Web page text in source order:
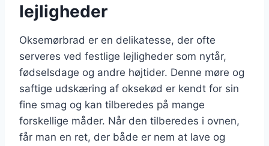
lejligheder
Oksemørbrad er en delikatesse, der ofte
serveres ved festlige lejligheder som nytår,
fødselsdage og andre højtider. Denne møre og
saftige udskæring af oksekød er kendt for sin
fine smag og kan tilberedes på mange
forskellige måder. Når den tilberedes i ovnen,
får man en ret, der både er nem at lave og